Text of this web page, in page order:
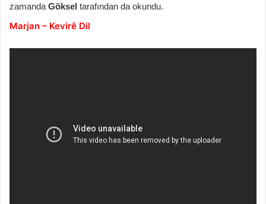
zamanda Göksel tarafından da okundu.
Marjan – Kevirê Dil